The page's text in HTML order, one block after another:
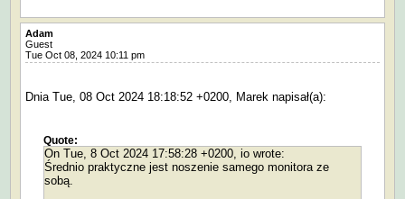
Adam
Guest
Tue Oct 08, 2024 10:11 pm
Dnia Tue, 08 Oct 2024 18:18:52 +0200, Marek napisał(a):
Quote:
On Tue, 8 Oct 2024 17:58:28 +0200, io wrote:
Średnio praktyczne jest noszenie samego monitora ze
sobą.